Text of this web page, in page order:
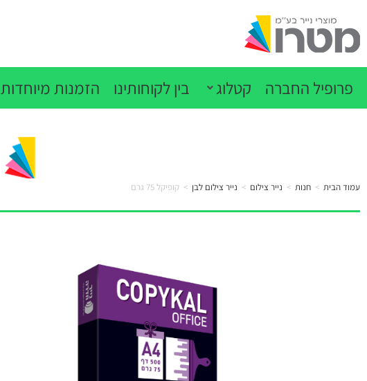
פרופיל החברה קטלוג בין לקוחותינו הזמנות מיוחדות
עמוד הבית > חנות > נייר צילום > נייר צילום לבן > קופיקל 75 גרם